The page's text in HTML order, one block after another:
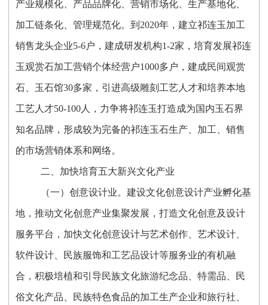
产业规模化、产品品牌化、营销市场化、生产基地化、
加工链条化、管理规范化。到2020年，建立祁连玉加工
销售龙头企业5-6户，建成研发机构1-2家，培育发展祁连
玉观赏石加工营销个体经营户1000多户，建成民间观赏
石、玉石馆30多家，引进高级雕刻工艺人才和培养本地
工艺人才50-100人，力争将祁连玉打造成为国内玉石界
知名品牌，形成较为完备的祁连玉石生产、加工、销售
的市场营销体系和网络。
二、加快培育五大新兴文化产业
（一）创意设计业。建设文化创意设计产业孵化基
地，推动文化创意产业集聚发展，打造文化创意及设计
服务平台，加快文化创意设计与艺术创作、艺术设计、
软件设计、民族服饰和工艺品设计等服务业的有机融
合，积极培植和引导民族文化旅游纪念品、特需品、民
俗文化产品、民族特色食品的加工生产企业和旅行社、